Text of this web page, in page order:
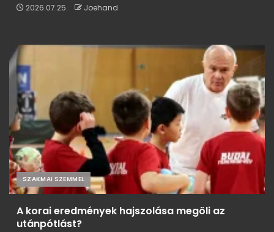
2026.07.25. Joehand
SZAKMAI SZEMMEL
A korai eredmények hajszolása megöli az
utánpótlást?